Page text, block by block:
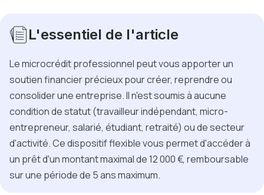
L'essentiel de l'article
Le microcrédit professionnel peut vous apporter un
soutien financier précieux pour créer, reprendre ou
consolider une entreprise. Il n'est soumis à aucune
condition de statut (travailleur indépendant, micro-
entrepreneur, salarié, étudiant, retraité) ou de secteur
d'activité. Ce dispositif flexible vous permet d'accéder à
un prêt d'un montant maximal de 12 000 €, remboursable
sur une période de 5 ans maximum.